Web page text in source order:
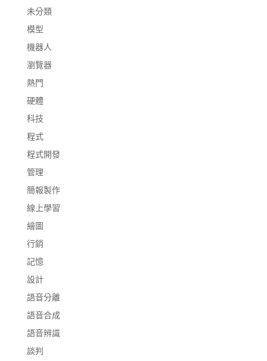
未分類
模型
機器人
瀏覽器
熱門
硬體
科技
程式
程式開發
管理
簡報製作
線上學習
繪圖
行銷
記憶
設計
語音分離
語音合成
語音辨識
談判